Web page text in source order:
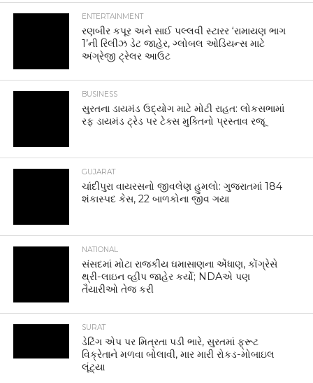
ENTERTAINMENT
રણબીર કપૂર અને સાઈ પલ્લવી સ્ટારર ‘રામાયણ ભાગ
1’ની રિલીઝ ડેટ જાહેર, ગ્લોબલ ઓડિયન્સ માટે
અંગ્રેજી ટ્રેલર આઉટ
BUSINESS
સુરતના ડાયમંડ ઉદ્યોગ માટે મોટી રાહત: લોકસભામાં
રફ ડાયમંડ ટ્રેડ પર ટેક્સ મુક્તિનો પ્રસ્તાવ રજૂ
GUJARAT
ચાંદીપુરા વાયરસનો જીવલેણ હુમલો: ગુજરાતમાં 184
શંકાસ્પદ કેસ, 22 બાળકોના જીવ ગયા
NATIONAL
સંસદમાં મોટા રાજકીય ઘમાસાણના એંધાણ, કોંગ્રેસે
થ્રી-લાઇન વ્હીપ જાહેર કર્યો; NDAએ પણ
તૈયારીઓ તેજ કરી
SURAT
ડેટિંગ એપ પર મિત્રતા પડી ભારે, સુરતમાં ફ્રૂટ
વિક્રેતાને મળવા બોલાવી, માર મારી રોકડ-મોબાઇલ
લૂંટ્યા